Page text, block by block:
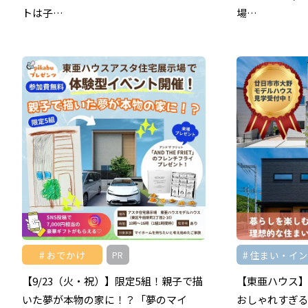
トは子…
場…
おでかけ PR
【9/23（火・祝）】限定5組！親子で描
いた夢が本物の家に！？「夢のマイ
住まい・イ
【東亜ハウス
おしゃれすぎ